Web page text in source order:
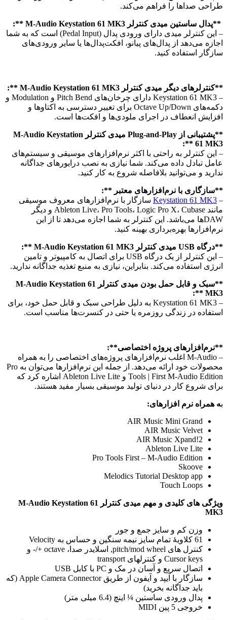
طراحی صداها را فراهم می‌کند.
**پدال ساستین میدی کنترلر M-Audio Keystation 61 MK3 **:
– این کنترلر میدی دارای ورودی پدال (Pedal Input) است که به شما
اجازه می‌دهد از پدال‌های پیانو، افکت‌پدال‌ها یا سایر ورودی‌های
سازگار استفاده کنید.
**کنترلر‌های دیگر میدی کنترلر M-Audio Keystation 61 MK3 **:
– Keystation 61 MK3 دارای چرخان‌های Pitch Bend و Modulation و
دکمه‌های Octave Up/Down برای تغییر دسترسی به اکتاوها و
افزایش انعطاف در اجرای ملودی‌ها و افکت‌ها است.
**پشتیبانی از Plug-and-Play میدی کنترلر M-Audio Keystation
61 MK3 **:
– این کنترلر به راحتی با اکثر نرم‌افزارهای موسیقی و سیستم‌های
عامل تبادل داده می‌کند. شما نیازی به نصب درایورهای جداگانه
ندارید و می‌توانید بلافاصله شروع به کار کنید.
**سازگاری با نرم‌افزارهای معتبر **:
–
Keystation 61 MK3 سازگار با نرم‌افزارهای معروف موسیقی
مانند Ableton Live، Pro Tools، Logic Pro X، Cubase و دیگر
DAWها می‌باشد. این کنترلر به شما اجازه می‌دهد تا از این
نرم‌افزارها بهره‌برداری بهینه کنید.
**درگاه USB میدی کنترلر M-Audio Keystation 61 MK3 **:
– این کنترلر از یک درگاه USB برای اتصال به کامپیوتر و تامین
انرژی استفاده می‌کند. بنابراین، نیازی به منبع تغذیه جداگانه ندارید.
**سبک و قابل حمل بودن میدی کنترلر M-Audio Keystation 61
MK3 **:
– Keystation 61 MK3 به دلیل طراحی سبک و قابل حمل خود، برای
استفاده در زندگی روزمره یا حتی در کنسرت‌ها مناسب است.
**نرم‌افزارهای پروژه اختصاصی**:
– M-Audio اغلب نرم‌افزارهای پروژه‌های اختصاصی را به همراه
محصولات خود ارائه می‌دهد. از جمله این نرم‌افزارها می‌توان به Pro
Tools | First M-Audio Edition و Ableton Live Lite اشاره کرد که
برای شروع کار در دنیای تولید موسیقی بسیار مفید هستند.
به همراه نرم افزارهای:
AIR Music Mini Grand
AIR Music Velvet
AIR Music Xpand!2
Ableton Live Lite
Pro Tools First – M-Audio Edition
Skoove
Melodics Tutorial Desktop app
Touch Loops
ویژگی های کلیدی و مهم میدی کنترلر M-Audio Keystation 61
MK3
وزن کم و سایز جمع و جور
61 کلاویۀ تمام سایز نیمه سنگین و حساس به Velocity
کنترل های pitch/mod wheel, اسلایدر صدا، octave +/- و
Cursor keys و کنترلهای transport
اتصال سریع و آسان در مک و PC با کابل USB
سازگار با آیپد و آیفون از طریق Apple Camera Connector (که
باید جداگانه بخرید)
پدال ورودی ساستین ¼ اینچ (6.4 میلی متر)
خروجی 5 پین MIDI